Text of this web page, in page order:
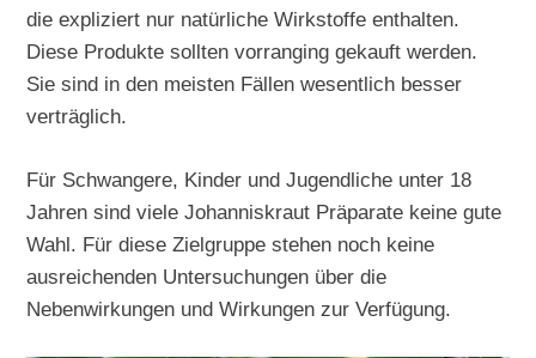
die expliziert nur natürliche Wirkstoffe enthalten.
Diese Produkte sollten vorranging gekauft werden.
Sie sind in den meisten Fällen wesentlich besser
verträglich.
Für Schwangere, Kinder und Jugendliche unter 18
Jahren sind viele Johanniskraut Präparate keine gute
Wahl. Für diese Zielgruppe stehen noch keine
ausreichenden Untersuchungen über die
Nebenwirkungen und Wirkungen zur Verfügung.